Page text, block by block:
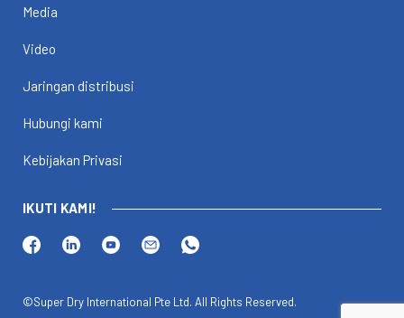
Media
Video
Jaringan distribusi
Hubungi kami
Kebijakan Privasi
IKUTI KAMI!
©Super Dry International Pte Ltd. All Rights Reserved.